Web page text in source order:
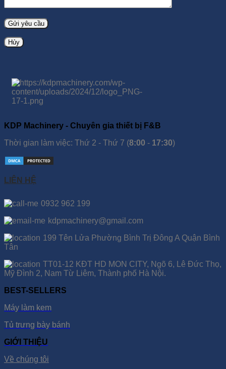
Hủy
KDP Machinery - Chuyên gia thiết bị F&B
Thời gian làm việc: Thứ 2 - Thứ 7 (8:00 - 17:30)
LIÊN HỆ
0932 962 199
kdpmachinery@gmail.com
199 Tên Lửa Phường Bình Trị Đông A Quận Bình
Tân
TT01-12 KĐT HD MON CITY, Ngõ 6, Lê Đức Thọ,
Mỹ Đình 2, Nam Từ Liêm, Thành phố Hà Nội.
BEST-SELLERS
Máy làm kem
Tủ trưng bày bánh
GIỚI THIỆU
Về chúng tôi